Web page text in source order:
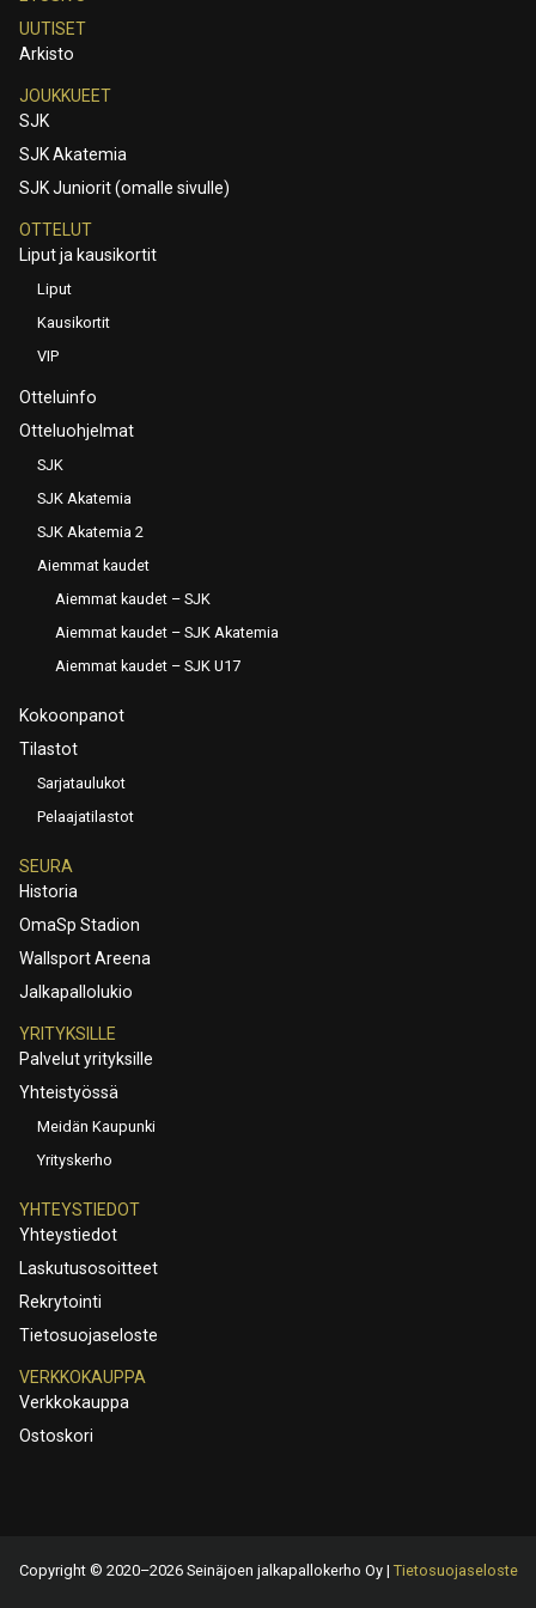
UUTISET
Arkisto
JOUKKUEET
SJK
SJK Akatemia
SJK Juniorit (omalle sivulle)
OTTELUT
Liput ja kausikortit
Liput
Kausikortit
VIP
Otteluinfo
Otteluohjelmat
SJK
SJK Akatemia
SJK Akatemia 2
Aiemmat kaudet
Aiemmat kaudet – SJK
Aiemmat kaudet – SJK Akatemia
Aiemmat kaudet – SJK U17
Kokoonpanot
Tilastot
Sarjataulukot
Pelaajatilastot
SEURA
Historia
OmaSp Stadion
Wallsport Areena
Jalkapallolukio
YRITYKSILLE
Palvelut yrityksille
Yhteistyössä
Meidän Kaupunki
Yrityskerho
YHTEYSTIEDOT
Yhteystiedot
Laskutusosoitteet
Rekrytointi
Tietosuojaseloste
VERKKOKAUPPA
Verkkokauppa
Ostoskori
Copyright © 2020–2026 Seinäjoen jalkapallokerho Oy | Tietosuojaseloste